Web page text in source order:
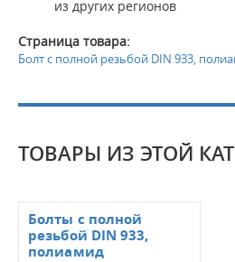
из других регионов
Страница товара:
Болт с полной резьбой DIN 933,
ТОВАРЫ ИЗ ЭТОЙ
Болты с полной
резьбой DIN 933,
полиамид